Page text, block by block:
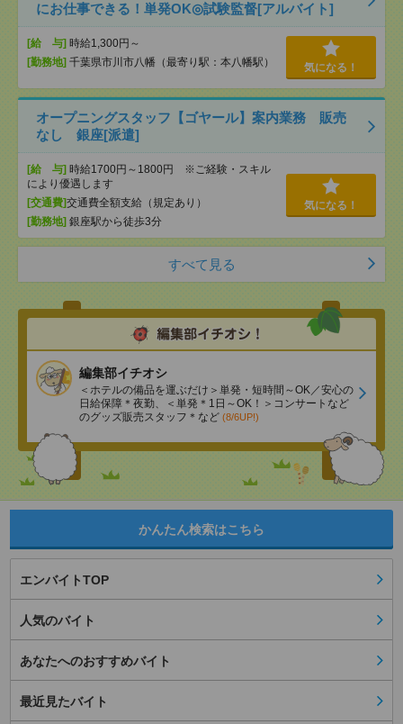
にお仕事できる！単発OK◎試験監督[アルバイト]
[給 与] 時給1,300円～
[勤務地] 千葉県市川市八幡（最寄り駅：本八幡駅） 気になる！
オープニングスタッフ【ゴヤール】案内業務 販売
なし 銀座[派遣]
[給 与] 時給1700円～1800円 ※ご経験・スキル
により優遇します
[交通費]交通費全額支給（規定あり）
[勤務地] 銀座駅から徒歩3分
気になる！
すべて見る
編集部イチオシ
＜ホテルの備品を運ぶだけ＞単発・短時間～OK／安心の
日給保障＊夜勤、＜単発＊1日～OK！＞コンサートなど
のグッズ販売スタッフ＊など (8/6UP!)
かんたん検索はこちら
エンバイトTOP
人気のバイト
あなたへのおすすめバイト
最近見たバイト